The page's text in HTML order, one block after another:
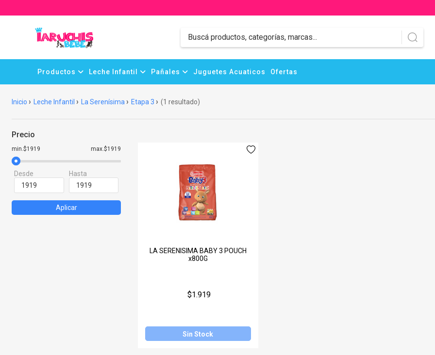
Productos Leche Infantil Pañales Juguetes Acuaticos Ofertas
Inicio Leche Infantil La Serenísima Etapa 3 (1 resultado)
Precio
min.$1919 max.$1919
Desde Hasta
Aplicar
LA SERENISIMA BABY 3 POUCH
x800G
$1.919
Sin Stock